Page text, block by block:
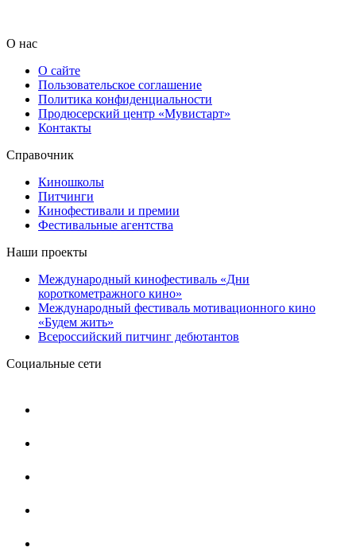
О нас
О сайте
Пользовательское соглашение
Политика конфиденциальности
Продюсерский центр «Мувистарт»
Контакты
Справочник
Киношколы
Питчинги
Кинофестивали и премии
Фестивальные агентства
Наши проекты
Международный кинофестиваль «Дни
короткометражного кино»
Международный фестиваль мотивационного кино
«Будем жить»
Всероссийский питчинг дебютантов
Социальные сети